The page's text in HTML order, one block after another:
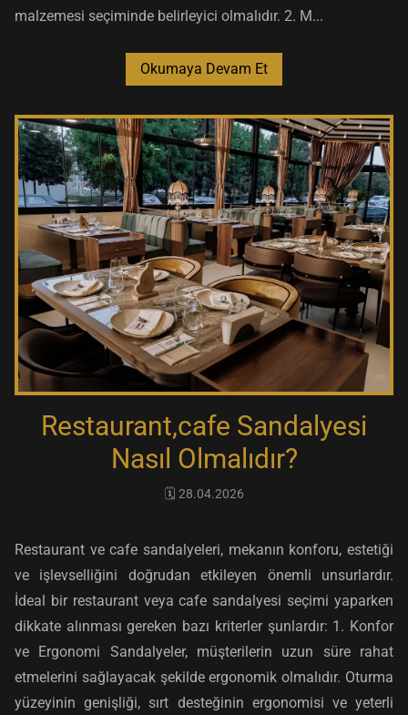
malzemesi seçiminde belirleyici olmalıdır. 2. M...
Okumaya Devam Et
Restaurant,cafe Sandalyesi
Nasıl Olmalıdır?
🗓️ 28.04.2026
Restaurant ve cafe sandalyeleri, mekanın konforu, estetiği
ve işlevselliğini doğrudan etkileyen önemli unsurlardır.
İdeal bir restaurant veya cafe sandalyesi seçimi yaparken
dikkate alınması gereken bazı kriterler şunlardır: 1. Konfor
ve Ergonomi Sandalyeler, müşterilerin uzun süre rahat
etmelerini sağlayacak şekilde ergonomik olmalıdır. Oturma
yüzeyinin genişliği, sırt desteğinin ergonomisi ve yeterli